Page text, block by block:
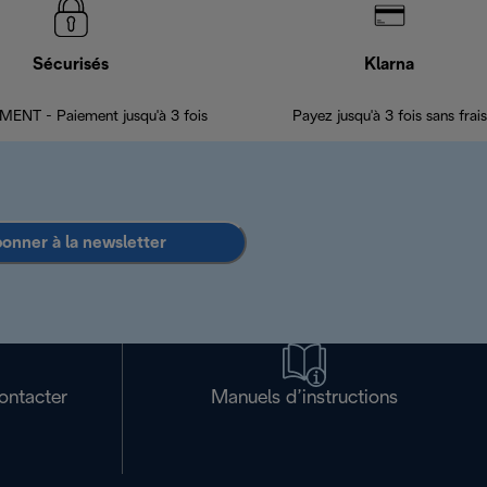
Sécurisés
- Paiement jusqu'à 3 fois
Klarna
Payez jusqu'à 3 fois sans frais
à la newsletter
Manuels d’instructions